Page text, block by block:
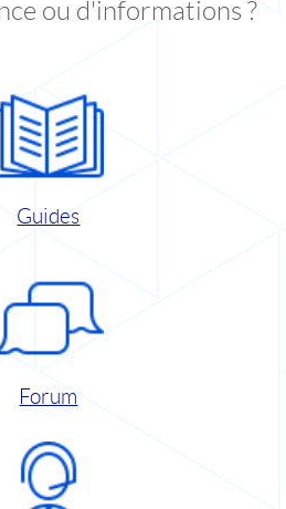
ou d'informations ?
Guides
Forum